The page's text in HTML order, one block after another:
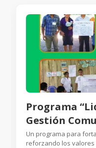
Programa
Gestión
Un programa para
reforzando los